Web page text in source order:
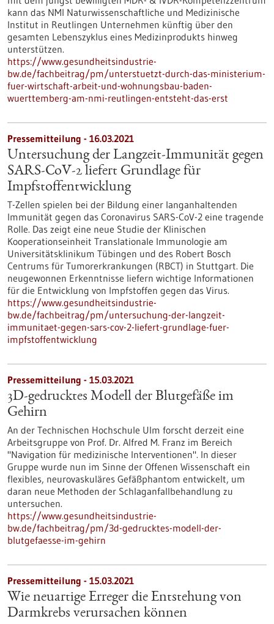
kann das NMI Naturwissenschaftliche und Medizinische
Institut in Reutlingen Unternehmen künftig über den
gesamten Lebenszyklus eines Medizinprodukts hinweg
unterstützen.
https://www.gesundheitsindustrie-
bw.de/fachbeitrag/pm/unterstuetzt-durch-das-ministerium-
fuer-wirtschaft-arbeit-und-wohnungsbau-baden-
wuerttemberg-am-nmi-reutlingen-entsteht-das-erst
Pressemitteilung - 16.03.2021
Untersuchung der Langzeit-Immunität gegen
SARS-CoV-2 liefert Grundlage für
Impfstoffentwicklung
T-Zellen spielen bei der Bildung einer langanhaltenden
Immunität gegen das Coronavirus SARS-CoV-2 eine tragende
Rolle. Das zeigt eine neue Studie der Klinischen
Kooperationseinheit Translationale Immunologie am
Universitätsklinikum Tübingen und des Robert Bosch
Centrums für Tumorerkrankungen (RBCT) in Stuttgart. Die
neugewonnen Erkenntnisse liefern wichtige Informationen
für die Entwicklung von Impfstoffen gegen das Virus.
https://www.gesundheitsindustrie-
bw.de/fachbeitrag/pm/untersuchung-der-langzeit-
immunitaet-gegen-sars-cov-2-liefert-grundlage-fuer-
impfstoffentwicklung
Pressemitteilung - 15.03.2021
3D-gedrucktes Modell der Blutgefäße im
Gehirn
An der Technischen Hochschule Ulm forscht derzeit eine
Arbeitsgruppe von Prof. Dr. Alfred M. Franz im Bereich
"Navigation für medizinische Interventionen". In dieser
Gruppe wurde nun im Sinne der Offenen Wissenschaft ein
flexibles, neurovaskuläres Gefäßphantom entwickelt, um
daran neue Methoden der Schlaganfallbehandlung zu
untersuchen.
https://www.gesundheitsindustrie-
bw.de/fachbeitrag/pm/3d-gedrucktes-modell-der-
blutgefaesse-im-gehirn
Pressemitteilung - 15.03.2021
Wie neuartige Erreger die Entstehung von
Darmkrebs verursachen können